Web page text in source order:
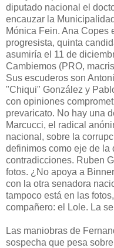
diputado nacional el
encauzar la
Mónica Fein. Ana Copes
progresista, quinta
asumiría el 11 de
Cambiemos (PRO,
Sus escuderos son
"Chiqui" González y
con opiniones
prevaricato. No hay una
Marcucci, el radical
nacional, sobre la
definimos como eje de la
contradicciones. Ruben
fotos. ¿No apoya a
con la otra senadora
tampoco está en las
compañero: el Lole. La
Las maniobras de
sospecha que pesa